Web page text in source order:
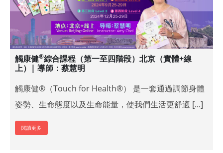
觸康健®綜合課程（第一至四階段）北京（實體+線
上）| 導師：蔡慧明
觸康健®（Touch for Health®） 是一套通過調節身體
姿勢、生命態度以及生命能量，使我們生活更舒適 [...]
閱讀更多